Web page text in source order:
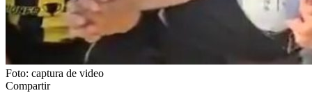
Foto: captura de video
Compartir